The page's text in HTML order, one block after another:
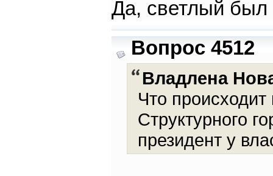
Да, светлый был
Вопрос 4512
Владлена
Что
Структурного
президент у